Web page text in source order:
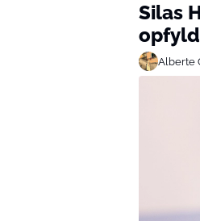
Silas
Alberte